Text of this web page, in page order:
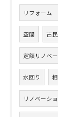
リフォーム
空間 古
定額リノベ
水回り
リノベーシ